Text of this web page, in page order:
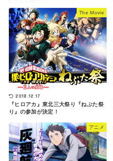
The Movie
2018.12.17
『ヒロアカ』東北三大祭り『ねぷた祭
り』の参加が決定！
アニメ